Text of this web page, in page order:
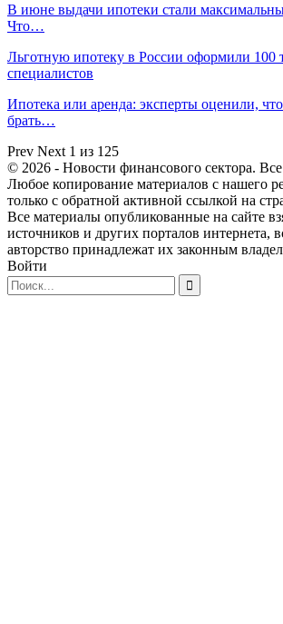
В июне выдачи ипотеки стали
Что…
Льготную ипотеку в России оформили 100
специалистов
Ипотека или аренда: эксперты оценили,
брать…
Prev Next 1 из 125
© 2026 - Новости финансового сектора.
Любое копирование материалов с нашего
только с обратной активной ссылкой на
Все материалы опубликованные на сайте
источников и других порталов интернета,
авторство принадлежат их законным
Войти